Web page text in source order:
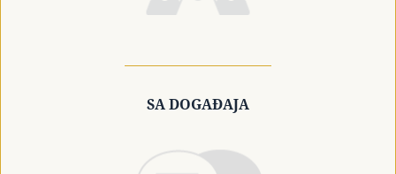
SA DOGAĐAJA